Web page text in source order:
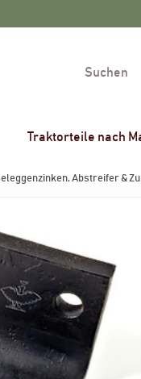
Traktorteile nach
Abstreifer &